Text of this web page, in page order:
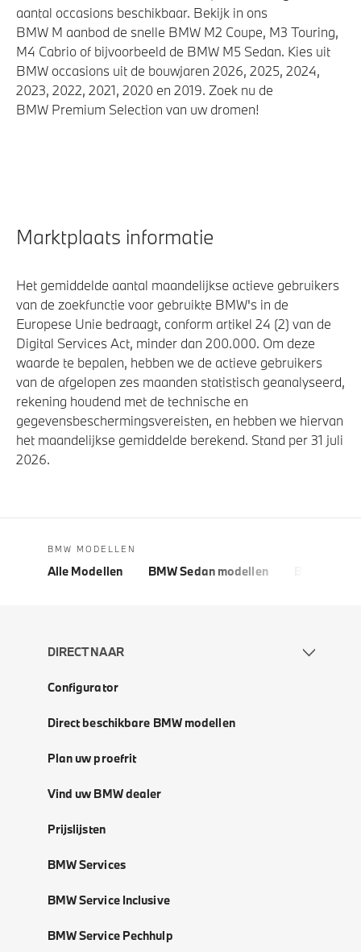
aantal occasions beschikbaar. Bekijk in ons
BMW M aanbod de snelle BMW M2 Coupe, M3 Touring,
M4 Cabrio of bijvoorbeeld de BMW M5 Sedan. Kies uit
BMW occasions uit de bouwjaren 2026, 2025, 2024,
2023, 2022, 2021, 2020 en 2019. Zoek nu de
BMW Premium Selection van uw dromen!
Marktplaats informatie
Het gemiddelde aantal maandelijkse actieve gebruikers
van de zoekfunctie voor gebruikte BMW's in de
Europese Unie bedraagt, conform artikel 24 (2) van de
Digital Services Act, minder dan 200.000. Om deze
waarde te bepalen, hebben we de actieve gebruikers
van de afgelopen zes maanden statistisch geanalyseerd,
rekening houdend met de technische en
gegevensbeschermingsvereisten, en hebben we hiervan
het maandelijkse gemiddelde berekend. Stand per 31 juli
2026.
BMW MODELLEN
Alle Modellen BMW Sedan modellen
DIRECT NAAR
Configurator
Direct beschikbare BMW modellen
Plan uw proefrit
Vind uw BMW dealer
Prijslijsten
BMW Services
BMW Service Inclusive
BMW Service Pechhulp